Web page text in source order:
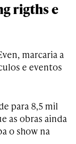
rigths e
marcaria a
e eventos
para 8,5 mil
as obras ainda
o show na